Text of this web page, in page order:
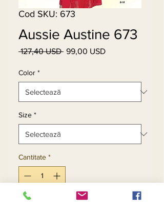
Cod SKU: 673
Aussie Austine 673
127,40 USD Preț
99,00 USDPreț
Color *
Size *
Cantitate *